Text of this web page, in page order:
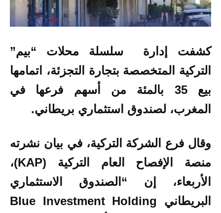
كشفت إدارة سلسلة محلات “بيم”
التركية المتخصصة بتجارة التجزئة، اتمامها
بيع 35 بالمئة من أسهم فرعها في
المغرب، لصندوق استثماري بريطاني.
وقال فرع الشركة التركية، في بيان نشرته
منصة الإفصاح العام التركية (KAP)،
الأربعاء، إن “الصندوق الاستثماري
البريطاني Blue Investment Holding